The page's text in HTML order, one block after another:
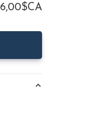
6,00$CA